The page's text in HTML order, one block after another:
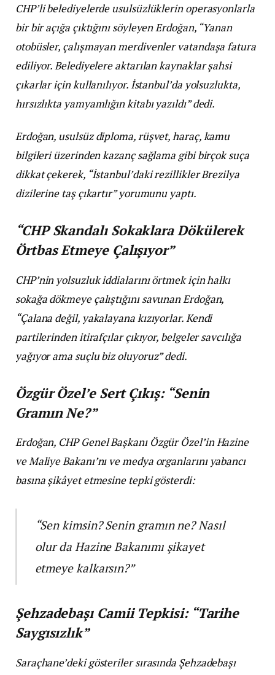
CHP’li belediyelerde usulsüzlüklerin operasyonlarla
bir bir açığa çıktığını söyleyen Erdoğan, “Yanan
otobüsler, çalışmayan merdivenler vatandaşa fatura
ediliyor. Belediyelere aktarılan kaynaklar şahsi
çıkarlar için kullanılıyor. İstanbul’da yolsuzlukta,
hırsızlıkta yamyamlığın kitabı yazıldı” dedi.
Erdoğan, usulsüz diploma, rüşvet, haraç, kamu
bilgileri üzerinden kazanç sağlama gibi birçok suça
dikkat çekerek, “İstanbul’daki rezillikler Brezilya
dizilerine taş çıkartır” yorumunu yaptı.
“CHP Skandalı Sokaklara Dökülerek
Örtbas Etmeye Çalışıyor”
CHP’nin yolsuzluk iddialarını örtmek için halkı
sokağa dökmeye çalıştığını savunan Erdoğan,
“Çalana değil, yakalayana kızıyorlar. Kendi
partilerinden itirafçılar çıkıyor, belgeler savcılığa
yağıyor ama suçlu biz oluyoruz” dedi.
Özgür Özel’e Sert Çıkış: “Senin
Gramın Ne?”
Erdoğan, CHP Genel Başkanı Özgür Özel’in Hazine
ve Maliye Bakanı’nı ve medya organlarını yabancı
basına şikâyet etmesine tepki gösterdi:
“Sen kimsin? Senin gramın ne? Nasıl
olur da Hazine Bakanımı şikayet
etmeye kalkarsın?”
Şehzadebaşı Camii Tepkisi: “Tarihe
Saygısızlık”
Saraçhane’deki gösteriler sırasında Şehzadebaşı